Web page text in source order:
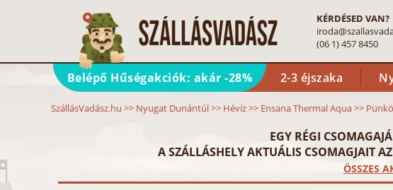
KÉRDÉSED VAN?
(06 1) 457 8450
Belépő Hűségakciók: akár -28% 2-3 éjszaka
SzállásVadász.hu >> Nyugat Dunántúl>> Hévíz>> Ensana Thermal Aqua>>
EGY RÉGI
A SZÁLLÁSHELY AKTUÁLIS CSOMAGJAIT
ÖSSZES